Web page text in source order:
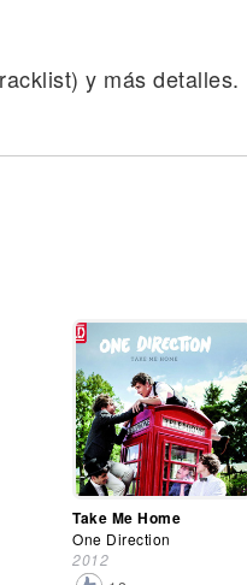
y más detalles.
Take Me Home
One Direction
2012